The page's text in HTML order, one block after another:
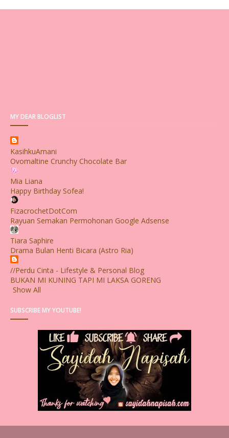
MY DEAR BLOGLIST
KasihkuAmani
Ovomaltine Crunchy Chocolate Bar
Mia Liana
Happy Birthday Sofea!
FizacrochetDotCom
Rayuan Semakan Permohonan Google Adsense
Tiara Saphire
Drama Bulan Henti Bicara (Astro Ria)
//Perdu Cinta - Lifestyle & Personal Blog
BUKAN MI KUNING TAPI MI LAKSA GORENG
Show All
SUBSCRIBE MY YOUTUBE!